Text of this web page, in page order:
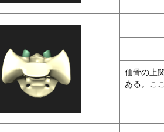
仙骨の上
ある。こ